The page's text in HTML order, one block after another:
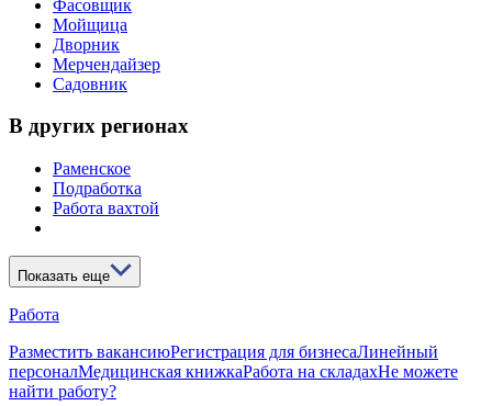
Фасовщик
Мойщица
Дворник
Мерчендайзер
Садовник
В других регионах
Раменское
Подработка
Работа вахтой
Показать еще
Работа
Разместить вакансиюРегистрация для бизнесаЛинейный
персоналМедицинская книжкаРабота на складахНе можете
найти работу?